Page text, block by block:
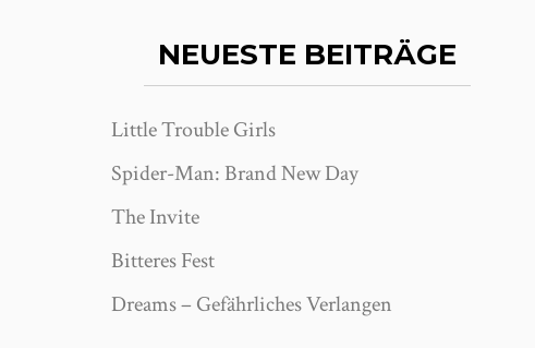
NEUESTE BEITRÄGE
Little Trouble Girls
Spider-Man: Brand New Day
The Invite
Bitteres Fest
Dreams – Gefährliches Verlangen